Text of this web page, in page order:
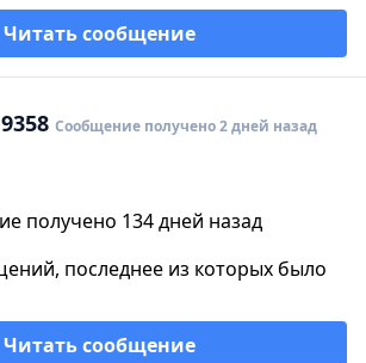
Читать сообщение
Сообщение получено 2 дней назад
получено 134 дней назад
последнее из которых было
Читать сообщение